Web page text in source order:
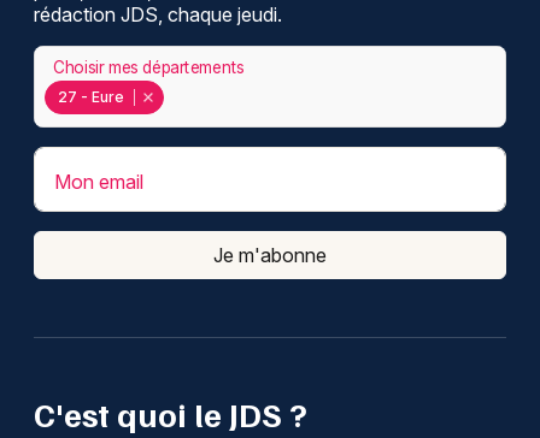
C'est quoi le JDS ?
rédaction JDS, chaque jeudi.
27 - Eure
Choisir mes départements
Mon email
Je m'abonne